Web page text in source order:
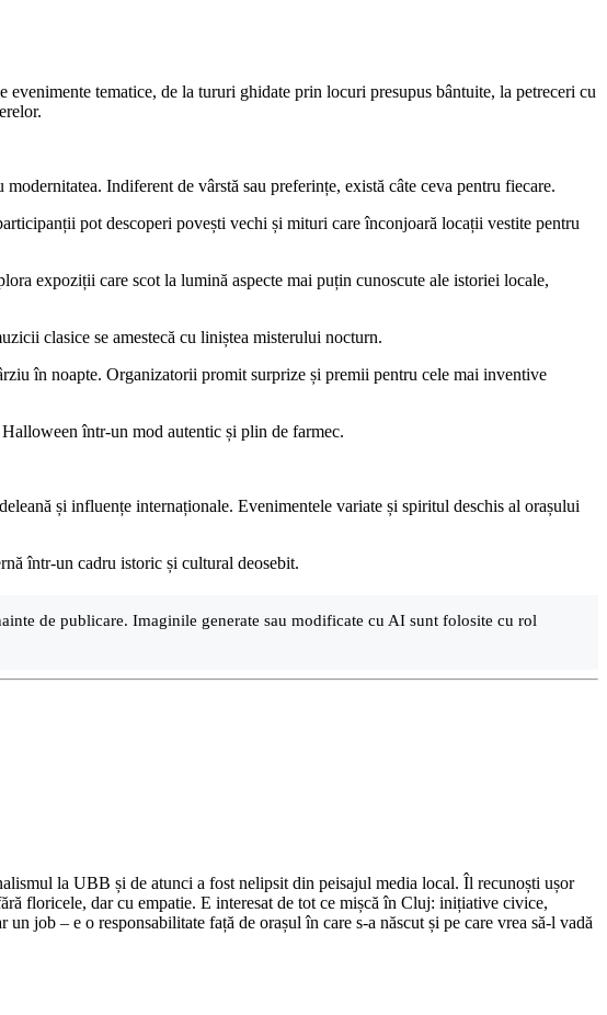
tematice, de la tururi ghidate prin locuri presupus bântuite, la petreceri cu
Indiferent de vârstă sau preferințe, există câte ceva pentru fiecare.
pot descoperi povești vechi și mituri care înconjoară locații vestite pentru
expoziții care scot la lumină aspecte mai puțin cunoscute ale istoriei locale,
clasice se amestecă cu liniștea misterului nocturn.
în noapte. Organizatorii promit surprize și premii pentru cele mai inventive
într-un mod autentic și plin de farmec.
și influențe internaționale. Evenimentele variate și spiritul deschis al orașului
într-un cadru istoric și cultural deosebit.
de publicare. Imaginile generate sau modificate cu AI sunt folosite cu rol
la UBB și de atunci a fost nelipsit din peisajul media local. Îl recunoști ușor
floricele, dar cu empatie. E interesat de tot ce mișcă în Cluj: inițiative civice,
job – e o responsabilitate față de orașul în care s-a născut și pe care vrea să-l vadă